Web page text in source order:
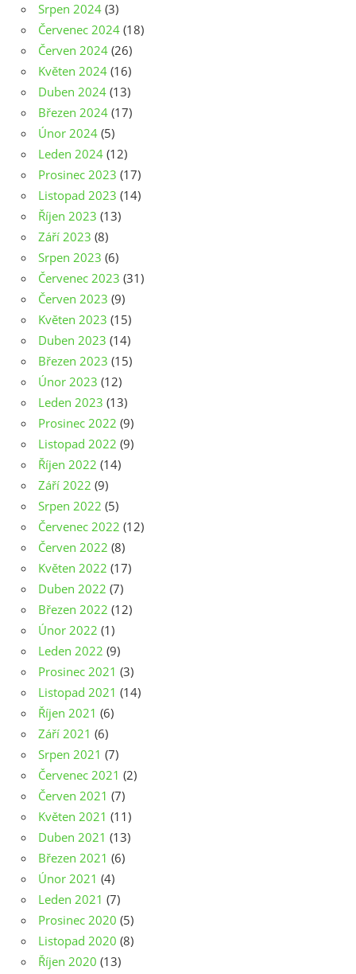
Srpen 2024 (3)
Červenec 2024 (18)
Červen 2024 (26)
Květen 2024 (16)
Duben 2024 (13)
Březen 2024 (17)
Únor 2024 (5)
Leden 2024 (12)
Prosinec 2023 (17)
Listopad 2023 (14)
Říjen 2023 (13)
Září 2023 (8)
Srpen 2023 (6)
Červenec 2023 (31)
Červen 2023 (9)
Květen 2023 (15)
Duben 2023 (14)
Březen 2023 (15)
Únor 2023 (12)
Leden 2023 (13)
Prosinec 2022 (9)
Listopad 2022 (9)
Říjen 2022 (14)
Září 2022 (9)
Srpen 2022 (5)
Červenec 2022 (12)
Červen 2022 (8)
Květen 2022 (17)
Duben 2022 (7)
Březen 2022 (12)
Únor 2022 (1)
Leden 2022 (9)
Prosinec 2021 (3)
Listopad 2021 (14)
Říjen 2021 (6)
Září 2021 (6)
Srpen 2021 (7)
Červenec 2021 (2)
Červen 2021 (7)
Květen 2021 (11)
Duben 2021 (13)
Březen 2021 (6)
Únor 2021 (4)
Leden 2021 (7)
Prosinec 2020 (5)
Listopad 2020 (8)
Říjen 2020 (13)